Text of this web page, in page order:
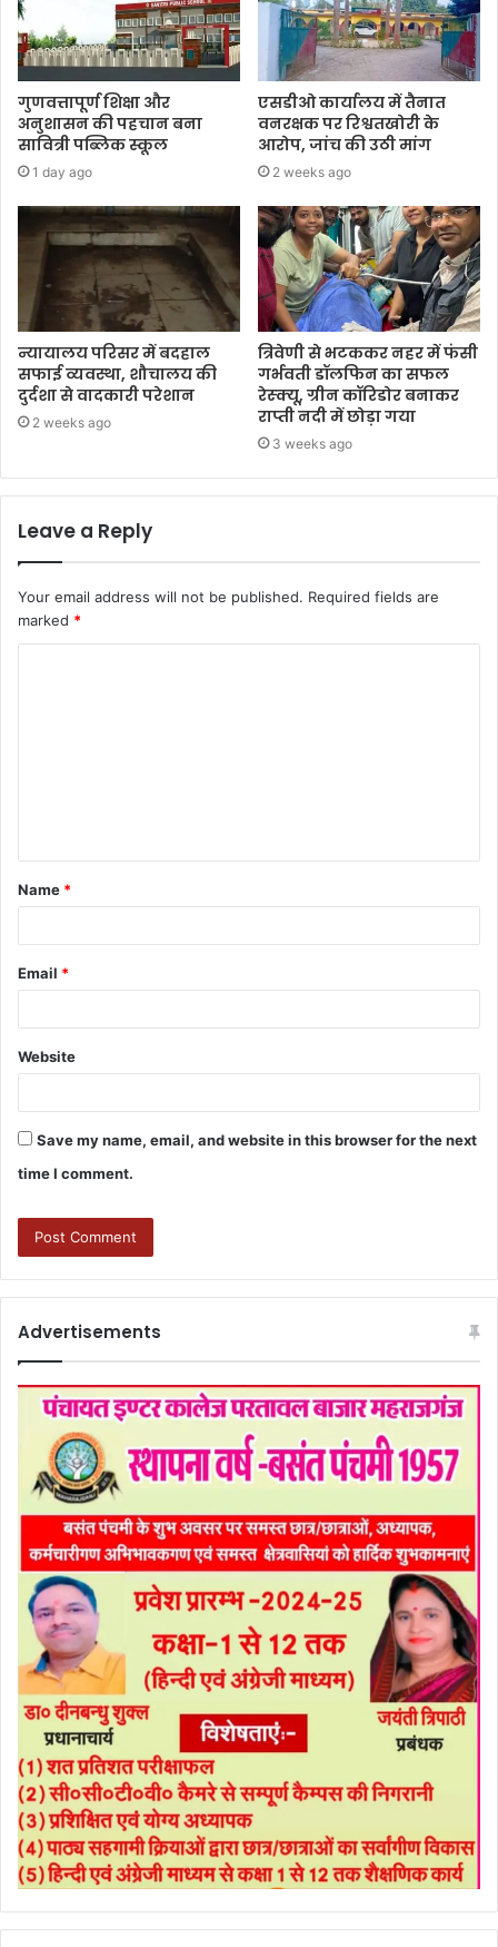
गुणवत्तापूर्ण शिक्षा और
अनुशासन की पहचान बना
सावित्री पब्लिक स्कूल
1 day ago
एसडीओ कार्यालय में तैनात
वनरक्षक पर रिश्वतखोरी के
आरोप, जांच की उठी मांग
2 weeks ago
न्यायालय परिसर में बदहाल
सफाई व्यवस्था, शौचालय की
दुर्दशा से वादकारी परेशान
2 weeks ago
त्रिवेणी से भटककर नहर में फंसी
गर्भवती डॉलफिन का सफल
रेस्क्यू, ग्रीन कॉरिडोर बनाकर
राप्ती नदी में छोड़ा गया
3 weeks ago
Leave a Reply
Your email address will not be published. Required fields are
marked *
Name *
Email *
Website
Save my name, email, and website in this browser for the next
time I comment.
Advertisements